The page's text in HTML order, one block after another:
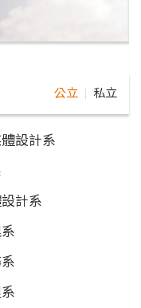
公立 私立
設計系
計系